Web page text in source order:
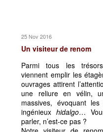
25 Nov 2016
Un visiteur de renom
Parmi tous les
viennent emplir les
ouvrages attirent
une reliure en vélin,
massives, évoquant
ingénieux hidalgo…
parler, n’est-ce pas ?